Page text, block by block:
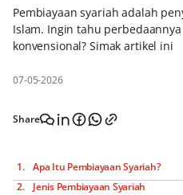
Pembiayaan syariah adalah
Islam. Ingin tahu
konvensional? Simak artikel ini
07-05-2026
Share
Apa Itu Pembiayaan Syariah?
Jenis Pembiayaan Syariah